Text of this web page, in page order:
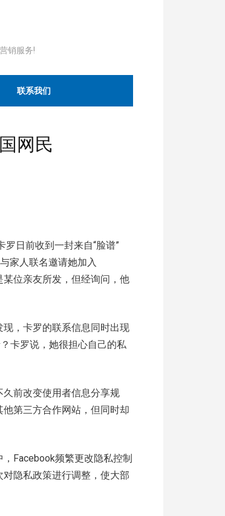
销服务!
联系我们
网民
日前收到一封来自“脸谱”
家人联名邀请她加入
位亲友所发，但经询问，他
，卡罗的联系信息同时出现
卡罗说，她很担心自己的私
前改变使用者信息分享规
第三方合作网站，但同时却
Facebook频繁更改隐私控制
隐私政策进行调整，使大部